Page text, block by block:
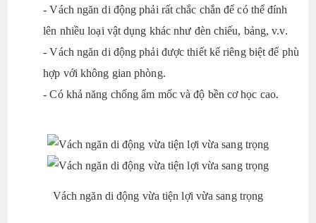
- Vách ngăn di động phải rất chắc chắn để có thể đính
lên nhiều loại vật dụng khác như đèn chiếu, bảng, v.v.
- Vách ngăn di động phải được thiết kế riêng biệt để phù
hợp với không gian phòng.
- Có khả năng chống ẩm mốc và độ bền cơ học cao.
Vách ngăn di động vừa tiện lợi vừa sang trọng